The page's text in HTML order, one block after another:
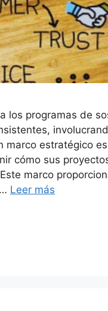
los programas de
marco estratégico
cómo sus
marco
Leer más